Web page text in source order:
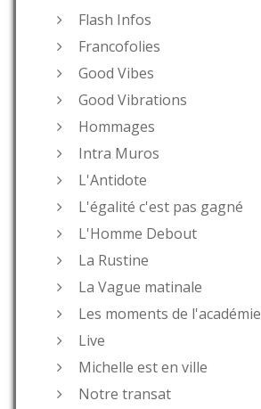
Flash Infos
Francofolies
Good Vibes
Good Vibrations
Hommages
Intra Muros
L'Antidote
L'égalité c'est pas gagné
L'Homme Debout
La Rustine
La Vague matinale
Les moments de l'académie
Live
Michelle est en ville
Notre transat